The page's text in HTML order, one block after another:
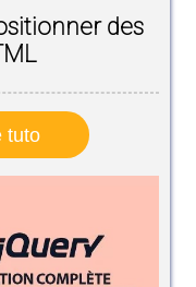
des
tuto